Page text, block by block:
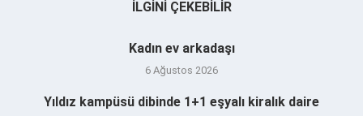
İLGINI ÇEKEBILIR
Kadın ev arkadaşı
6 Ağustos 2026
Yıldız kampüsü dibinde 1+1 eşyalı kiralık daire